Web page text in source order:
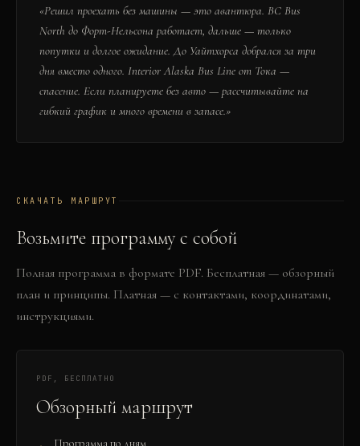
«Решил проехать без машины — это авантюра. BC Bus
North до Форт-Нельсона работает, дальше — только
попутки и долгое ожидание. До Уайтхорса добрался за три
дня вместо одного. Interior Alaska Bus Line от Тока —
спасение. Если планируете без авто — рассчитывайте на
гибкий график и много времени в запасе.»
СКАЧАТЬ МАРШРУТ
Возьмите программу с собой
Полная программа в формате PDF. Бесплатная — обзорный
план и принципы. Платная — с контактами, координатами,
инструкциями.
PDF, БЕСПЛАТНО
Обзорный маршрут
Программа по дням